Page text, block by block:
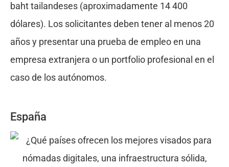
baht tailandeses (aproximadamente 14 400
dólares). Los solicitantes deben tener al menos 20
años y presentar una prueba de empleo en una
empresa extranjera o un portfolio profesional en el
caso de los autónomos.
España